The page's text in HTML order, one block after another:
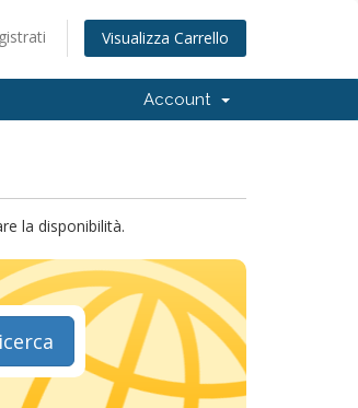
Visualizza Carrello
Account
la disponibilità.